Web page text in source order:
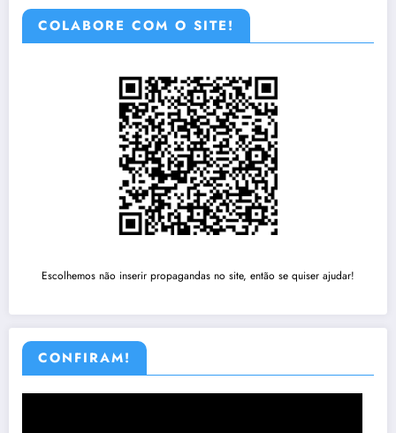
COLABORE COM O SITE!
Escolhemos não inserir propagandas no site, então se quiser ajudar!
CONFIRAM!